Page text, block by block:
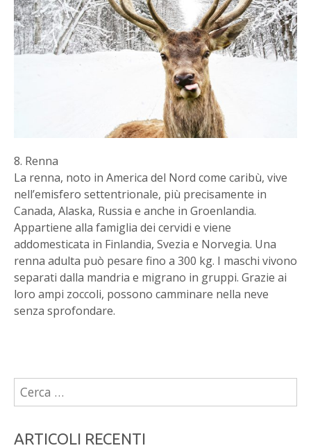
8. Renna
La renna, noto in America del Nord come caribù, vive
nell’emisfero settentrionale, più precisamente in
Canada, Alaska, Russia e anche in Groenlandia.
Appartiene alla famiglia dei cervidi e viene
addomesticata in Finlandia, Svezia e Norvegia. Una
renna adulta può pesare fino a 300 kg. I maschi vivono
separati dalla mandria e migrano in gruppi. Grazie ai
loro ampi zoccoli, possono camminare nella neve
senza sprofondare.
per:
ARTICOLI RECENTI